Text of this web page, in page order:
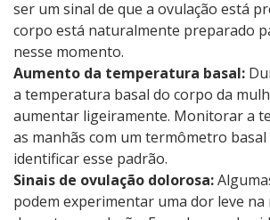
ser um sinal de que a ovulação está
corpo está naturalmente preparado
nesse momento.
Aumento da temperatura basal:
a temperatura basal do corpo da
aumentar ligeiramente. Monitorar a
as manhãs com um termômetro
identificar esse padrão.
Sinais de ovulação dolorosa:
podem experimentar uma dor leve na